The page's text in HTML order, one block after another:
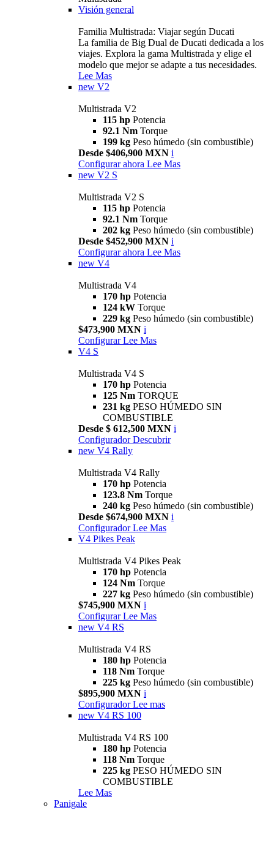
Visión general
Familia Multistrada: Viajar según Ducati
La familia de Big Dual de Ducati dedicada a los
viajes. Explora la gama Multistrada y elige el
modelo que mejor se adapte a tus necesidades.
Lee Mas
new V2
Multistrada V2
115 hp Potencia
92.1 Nm Torque
199 kg Peso húmedo (sin combustible)
Desde $406,900 MXN i
Configurar ahora Lee Mas
new V2 S
Multistrada V2 S
115 hp Potencia
92.1 Nm Torque
202 kg Peso húmedo (sin combustible)
Desde $452,900 MXN i
Configurar ahora Lee Mas
new V4
Multistrada V4
170 hp Potencia
124 kW Torque
229 kg Peso húmedo (sin combustible)
$473,900 MXN i
Configurar Lee Mas
V4 S
Multistrada V4 S
170 hp Potencia
125 Nm TORQUE
231 kg PESO HÚMEDO SIN
COMBUSTIBLE
Desde $ 612,500 MXN i
Configurador Descubrir
new V4 Rally
Multistrada V4 Rally
170 hp Potencia
123.8 Nm Torque
240 kg Peso húmedo (sin combustible)
Desde $674,900 MXN i
Configurador Lee Mas
V4 Pikes Peak
Multistrada V4 Pikes Peak
170 hp Potencia
124 Nm Torque
227 kg Peso húmedo (sin combustible)
$745,900 MXN i
Configurar Lee Mas
new V4 RS
Multistrada V4 RS
180 hp Potencia
118 Nm Torque
225 kg Peso húmedo (sin combustible)
$895,900 MXN i
Configurador Lee mas
new V4 RS 100
Multistrada V4 RS 100
180 hp Potencia
118 Nm Torque
225 kg PESO HÚMEDO SIN
COMBUSTIBLE
Lee Mas
Panigale